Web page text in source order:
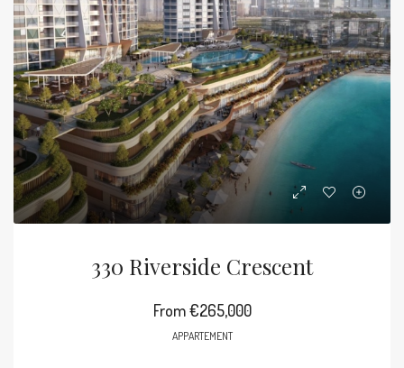
330 Riverside Crescent
From€265,000
APPARTEMENT